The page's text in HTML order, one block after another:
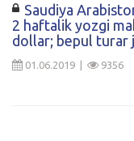
Saudiya
2 haftalik yozgi
dollar; bepul turar
01.06.2019 | 9356